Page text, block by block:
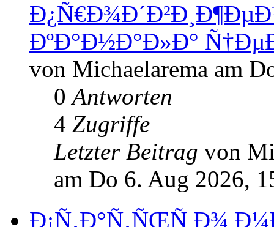
ÐºÐ°Ð½Ð°Ð»Ð°
von Michaelarema am
0Antworten
4 Zugriffe
Letzter Beitrag von
am Do 6. Aug 2026,
Ð¡Ñ‚Ð°Ñ‚ÑŒÑ Ð¾